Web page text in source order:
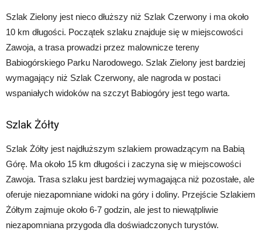
Szlak Zielony jest nieco dłuższy niż Szlak Czerwony i ma około
10 km długości. Początek szlaku znajduje się w miejscowości
Zawoja, a trasa prowadzi przez malownicze tereny
Babiogórskiego Parku Narodowego. Szlak Zielony jest bardziej
wymagający niż Szlak Czerwony, ale nagroda w postaci
wspaniałych widoków na szczyt Babiogóry jest tego warta.
Szlak Żółty
Szlak Żółty jest najdłuższym szlakiem prowadzącym na Babią
Górę. Ma około 15 km długości i zaczyna się w miejscowości
Zawoja. Trasa szlaku jest bardziej wymagająca niż pozostałe, ale
oferuje niezapomniane widoki na góry i doliny. Przejście Szlakiem
Żółtym zajmuje około 6-7 godzin, ale jest to niewątpliwie
niezapomniana przygoda dla doświadczonych turystów.